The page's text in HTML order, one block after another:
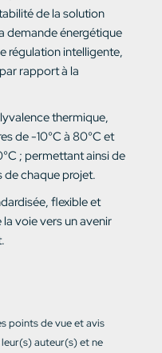
de la solution
demande énergétique
régulation intelligente,
rapport à la
thermique,
de -10°C à 80°C et
; permettant ainsi de
de chaque projet.
flexible et
voie vers un avenir
points de vue et avis
auteur(s) et ne